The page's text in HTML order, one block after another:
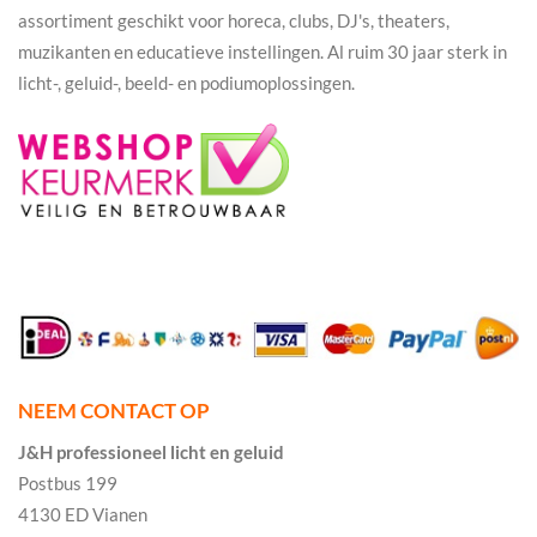
assortiment geschikt voor horeca, clubs, DJ's, theaters,
muzikanten en educatieve instellingen. Al ruim 30 jaar sterk in
licht-, geluid-, beeld- en podiumoplossingen.
NEEM CONTACT OP
J&H professioneel licht en geluid
Postbus 199
4130 ED Vianen